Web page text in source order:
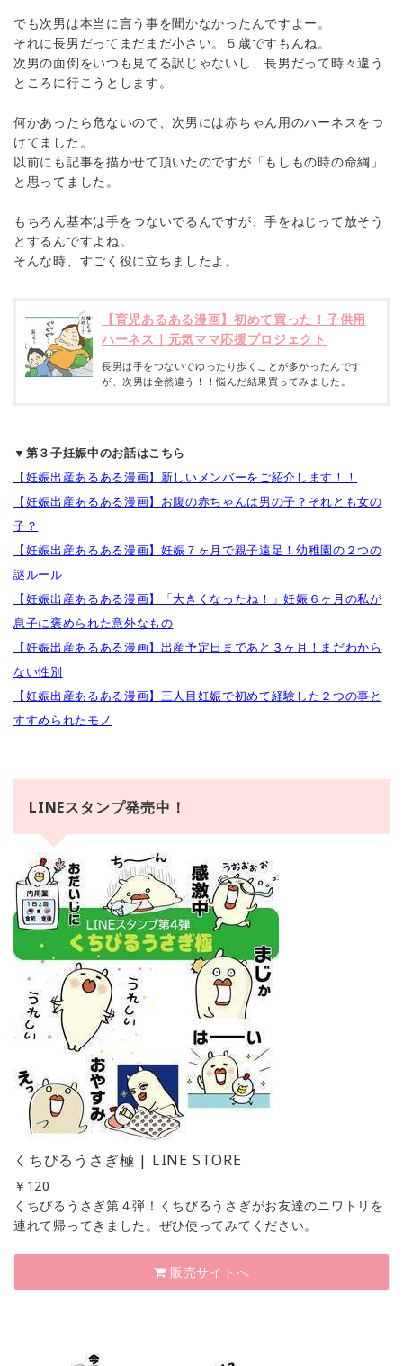
でも次男は本当に言う事を聞かなかったんですよー。
それに長男だってまだまだ小さい。５歳ですもんね。
次男の面倒をいつも見てる訳じゃないし、長男だって時々違う
ところに行こうとします。
何かあったら危ないので、次男には赤ちゃん用のハーネスをつ
けてました。
以前にも記事を描かせて頂いたのですが「もしもの時の命綱」
と思ってました。
もちろん基本は手をつないでるんですが、手をねじって放そう
とするんですよね。
そんな時、すごく役に立ちましたよ。
【育児あるある漫画】初めて買った！子供用
ハーネス｜元気ママ応援プロジェクト
長男は手をつないでゆったり歩くことが多かったんです
が、次男は全然違う！！悩んだ結果買ってみました。
▼第３子妊娠中のお話はこちら
【妊娠出産あるある漫画】新しいメンバーをご紹介します！！
【妊娠出産あるある漫画】お腹の赤ちゃんは男の子？それとも女の
子？
【妊娠出産あるある漫画】妊娠７ヶ月で親子遠足！幼稚園の２つの
謎ルール
【妊娠出産あるある漫画】「大きくなったね！」妊娠６ヶ月の私が
息子に褒められた意外なもの
【妊娠出産あるある漫画】出産予定日まであと３ヶ月！まだわから
ない性別
【妊娠出産あるある漫画】三人目妊娠で初めて経験した２つの事と
すすめられたモノ
LINEスタンプ発売中！
くちびるうさぎ極 | LINE STORE
￥ 120
くちびるうさぎ第４弾！くちびるうさぎがお友達のニワトリを
連れて帰ってきました。ぜひ使ってみてください。
販売サイトへ